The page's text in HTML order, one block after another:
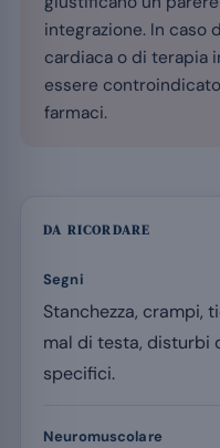
integrazione. In caso
cardiaca o di terapia
essere
farmaci.
DA RICORDARE
Segni
Stanchezza, crampi,
mal di testa, disturbi
specifici.
Neuromuscolare